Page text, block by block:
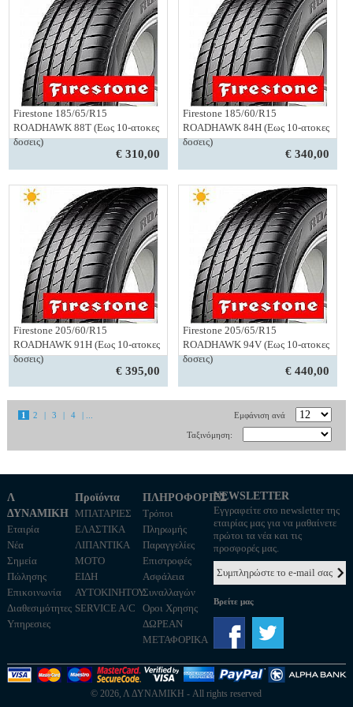
Firestone 185/65/R15
ROADHAWK 88T (Εως 10-ατοκες
δοσεις)
€ 310,00
Firestone 185/60/R15
ROADHAWK 84H (Εως 10-ατοκες
δοσεις)
€ 340,00
Firestone 205/60/R15
ROADHAWK 91H (Εως 10-ατοκες
δοσεις)
€ 395,00
Firestone 205/65/R15
ROADHAWK 94V (Εως 10-ατοκες
δοσεις)
€ 440,00
1 2 | 3 | 4 | ... Εμφάνιση ανά
Ταξινόμηση:
Λ
ΔΥΝΑΜΙΚΗ
Εταιρία
Νέα
Σημεία
Πώλησης
Επικοινωνία
Διαθεσιμότητες
Υπηρεσιες
Προϊόντα
ΜΠΑΤΑΡΙΕΣ
ΕΛΑΣΤΙΚΑ
ΛΙΠΑΝΤΙΚΑ
MOTO
ΕΙΔΗ
ΑΥΤΟΚΙΝΗΤΟΥ
SERVICE A/C
ΠΛΗΡΟΦΟΡΙΕΣ
Τρόποι
Πληρωμής
Παραγγελίες
Επιστροφές
Ασφάλεια
Συναλλαγών
Οροι Χρησης
ΔΩΡΕΑΝ
ΜΕΤΑΦΟΡΙΚΑ
NEWSLETTER
Εγγραφείτε στο newsletter της
εταιρίας μας για να μαθαίνετε
πρώτοι τα νέα και τις
προσφορές μας.
Βρείτε μας
© 2026, Λ ΔΥΝΑΜΙΚΗ - All rights reserved